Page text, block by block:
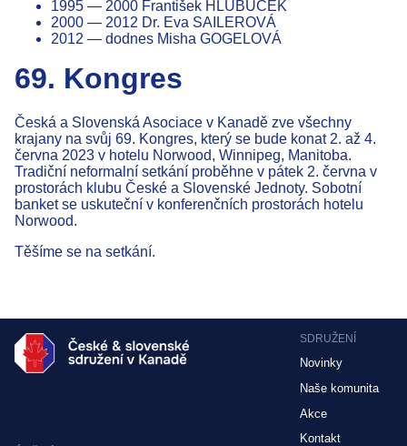
1995 — 2000 František HLUBUČEK
2000 — 2012 Dr. Eva SAILEROVÁ
2012 — dodnes Misha GOGELOVÁ
69. Kongres
Česká a Slovenská Asociace v Kanadě zve všechny
krajany na svůj 69. Kongres, který se bude konat 2. až 4.
června 2023 v hotelu Norwood, Winnipeg, Manitoba.
Tradiční neformalní setkání proběhne v pátek 2. června v
prostorách klubu České a Slovenské Jednoty. Sobotní
banket se uskuteční v konferenčních prostorách hotelu
Norwood.
Těšíme se na setkání.
SDRUŽENÍ
Novinky
Naše komunita
Akce
Kontakt